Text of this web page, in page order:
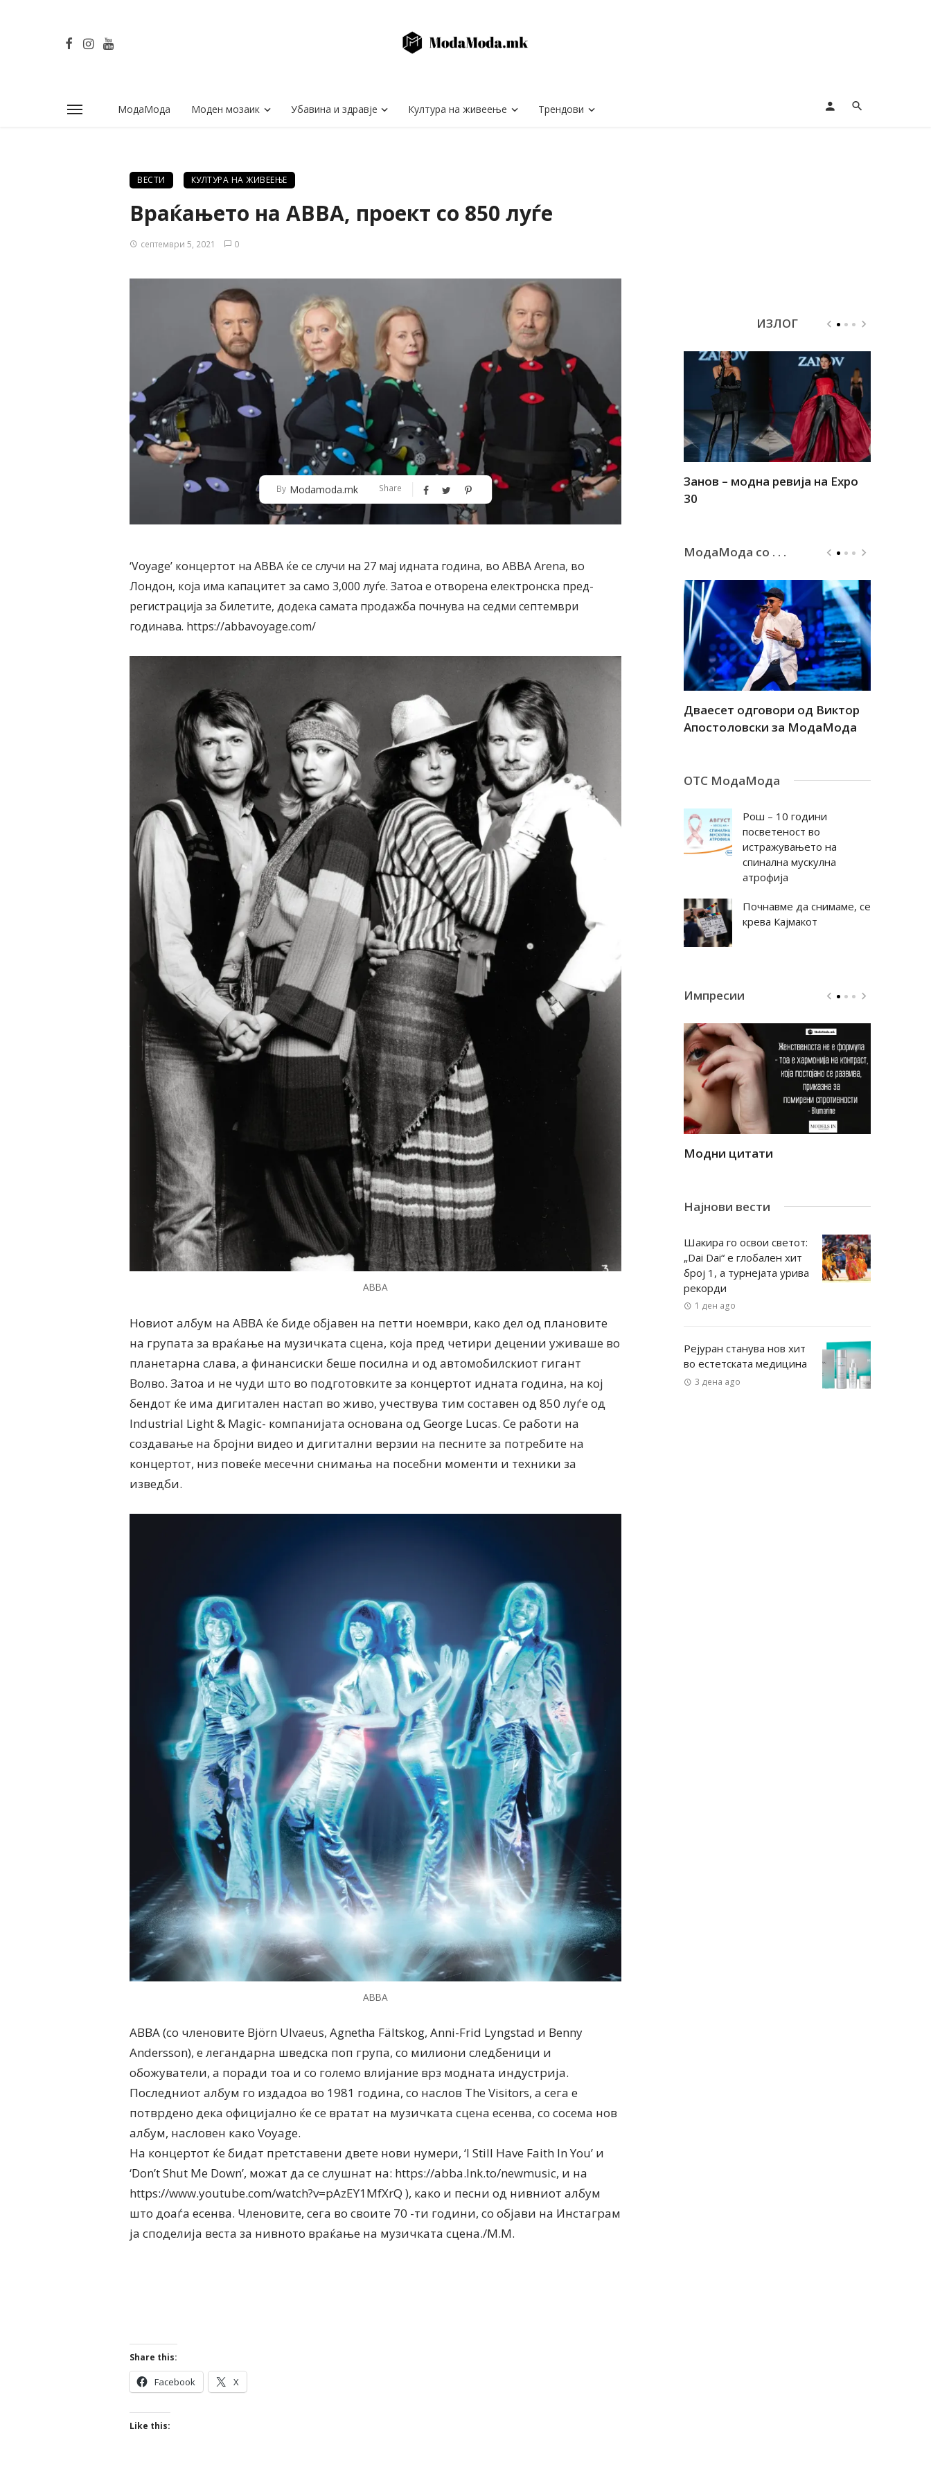
МодаМода Моден мозаик Убавина и здравје Култура на живеење Трендови
ВЕСТИ КУЛТУРА НА ЖИВЕЕЊЕ
Враќањето на ABBA, проект со 850 луѓе
септември 5, 2021 0
By Modamoda.mk Share
‘Voyage’ концертот на ABBA ќе се случи на 27 мај идната година, во ABBA Arena, во
Лондон, која има капацитет за само 3,000 луѓе. Затоа е отворена електронска пред-
регистрација за билетите, додека самата продажба почнува на седми септември
годинава. https://abbavoyage.com/
ABBA
Новиот албум на ABBA ќе биде објавен на петти ноември, како дел од плановите
на групата за враќање на музичката сцена, која пред четири децении уживаше во
планетарна слава, а финансиски беше посилна и од автомобилскиот гигант
Волво. Затоа и не чуди што во подготовките за концертот идната година, на кој
бендот ќе има дигитален настап во живо, учествува тим составен од 850 луѓе од
Industrial Light & Magic- компанијата основана од George Lucas. Се работи на
создавање на бројни видео и дигитални верзии на песните за потребите на
концертот, низ повеќе месечни снимања на посебни моменти и техники за
изведби.
ABBA
ABBA (со членовите Björn Ulvaeus, Agnetha Fältskog, Anni-Frid Lyngstad и Benny
Andersson), е легандарна шведска поп група, со милиони следбеници и
обожуватели, а поради тоа и со големо влијание врз модната индустрија.
Последниот албум го издадоа во 1981 година, со наслов The Visitors, а сега е
потврдено дека официјално ќе се вратат на музичката сцена есенва, со сосема нов
албум, насловен како Voyage.
На концертот ќе бидат претставени двете нови нумери, ‘I Still Have Faith In You’ и
‘Don’t Shut Me Down’, можат да се слушнат на: https://abba.lnk.to/newmusic, и на
https://www.youtube.com/watch?v=pAzEY1MfXrQ ), како и песни од нивниот албум
што доаѓа есенва. Членовите, сега во своите 70 -ти години, со објави на Инстаграм
ја споделија веста за нивното враќање на музичката сцена./М.М.
Share this:
Facebook X
Like this:
ИЗЛОГ
Алшар – модна ревија на Expo
30
Филигрански обетки
Занов – модна ревија на Expo
30
МодаМода со . . .
Дваесет одговори од Милена
Антовска за МодаМода
Дваесет одговори за
МодаМода со Александар
Ристовски Принц
Дваесет одговори од Виктор
Апостоловски за МодаМода
ОТС МодаМода
Рош – 10 години
посветеност во
истражувањето на
спинална мускулна
атрофија
Почнавме да снимаме, се
крева Кајмакот
Импресии
Модни цитати Модни цитати
Најнови вести
Шакира го освои светот:
„Dai Dai“ е глобален хит
број 1, а турнејата урива
рекорди
1 ден ago
Рејуран станува нов хит
во естетската медицина
3 дена ago